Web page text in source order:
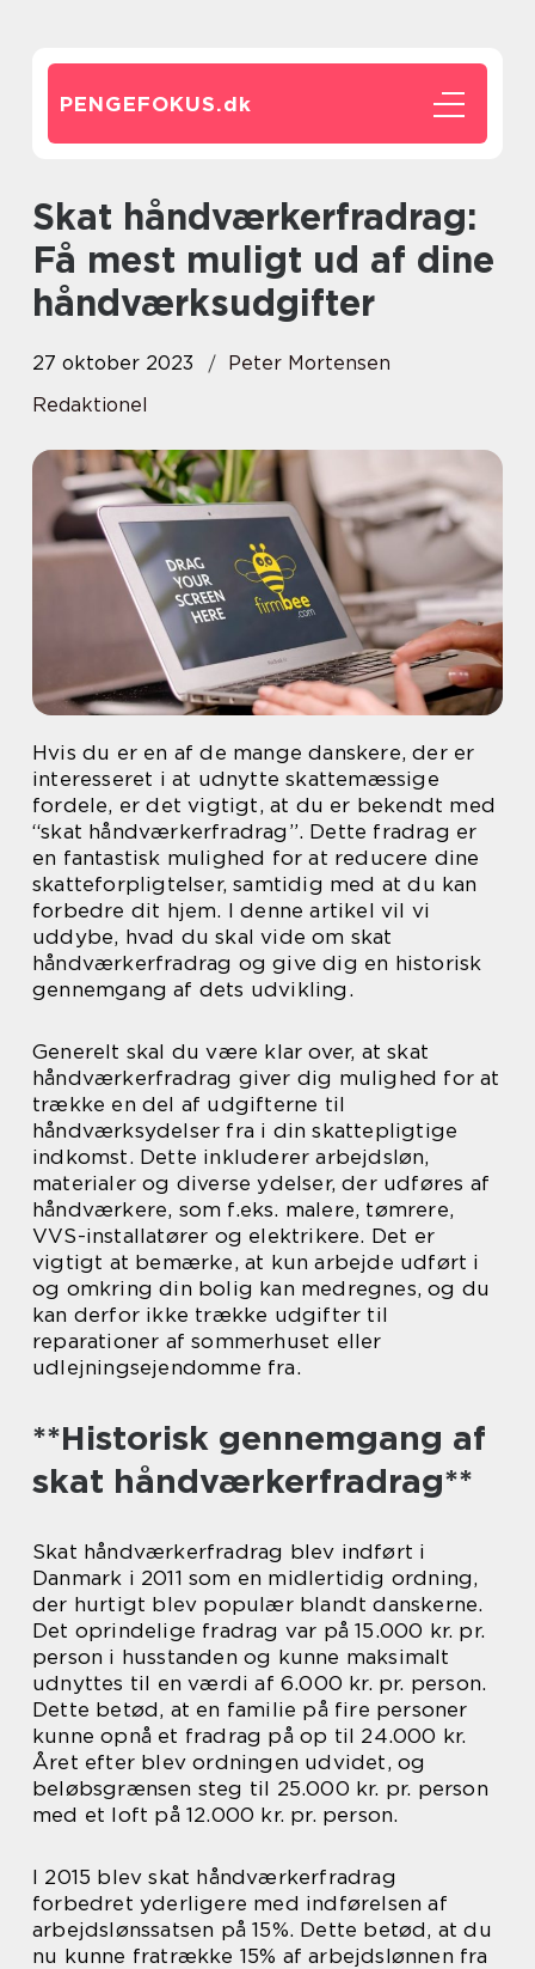
PENGEFOKUS.dk
Skat håndværkerfradrag:
Få mest muligt ud af dine
håndværksudgifter
27 oktober 2023
Peter Mortensen
Redaktionel
Hvis du er en af de mange danskere, der er
interesseret i at udnytte skattemæssige
fordele, er det vigtigt, at du er bekendt med
“skat håndværkerfradrag”. Dette fradrag er
en fantastisk mulighed for at reducere dine
skatteforpligtelser, samtidig med at du kan
forbedre dit hjem. I denne artikel vil vi
uddybe, hvad du skal vide om skat
håndværkerfradrag og give dig en historisk
gennemgang af dets udvikling.
Generelt skal du være klar over, at skat
håndværkerfradrag giver dig mulighed for at
trække en del af udgifterne til
håndværksydelser fra i din skattepligtige
indkomst. Dette inkluderer arbejdsløn,
materialer og diverse ydelser, der udføres af
håndværkere, som f.eks. malere, tømrere,
VVS-installatører og elektrikere. Det er
vigtigt at bemærke, at kun arbejde udført i
og omkring din bolig kan medregnes, og du
kan derfor ikke trække udgifter til
reparationer af sommerhuset eller
udlejningsejendomme fra.
**Historisk gennemgang af
skat håndværkerfradrag**
Skat håndværkerfradrag blev indført i
Danmark i 2011 som en midlertidig ordning,
der hurtigt blev populær blandt danskerne.
Det oprindelige fradrag var på 15.000 kr. pr.
person i husstanden og kunne maksimalt
udnyttes til en værdi af 6.000 kr. pr. person.
Dette betød, at en familie på fire personer
kunne opnå et fradrag på op til 24.000 kr.
Året efter blev ordningen udvidet, og
beløbsgrænsen steg til 25.000 kr. pr. person
med et loft på 12.000 kr. pr. person.
I 2015 blev skat håndværkerfradrag
forbedret yderligere med indførelsen af
arbejdslønssatsen på 15%. Dette betød, at du
nu kunne fratrække 15% af arbejdslønnen fra